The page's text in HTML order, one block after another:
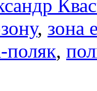
, зона
поляк,